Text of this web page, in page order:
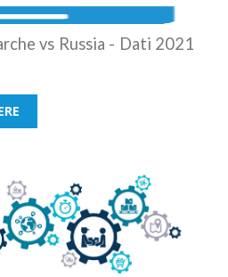
vs Russia - Dati 2021